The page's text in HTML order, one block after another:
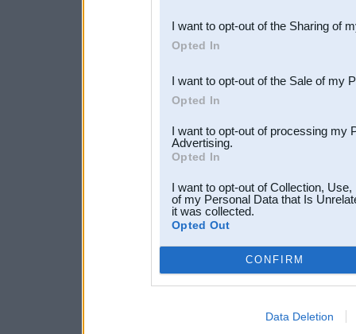
Downstream Participants
third parties.
I want to opt-out of the Sharing of
Opted In
I want to opt-out of the Sale of my
Opted In
I want to opt-out of processing my
Advertising.
Opted In
I want to opt-out of Collection,
of my Personal Data that Is
it was collected.
Opted Out
CONFIRM
Data Deletion